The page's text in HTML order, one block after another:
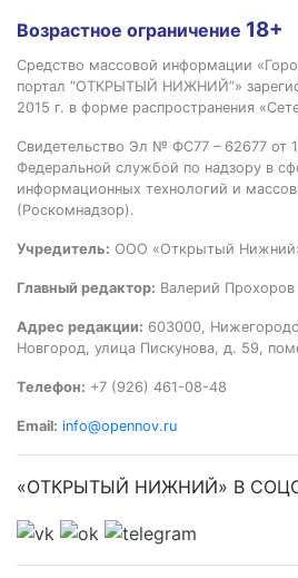
Возрастное ограничение 18+
Средство массовой информации
портал “ОТКРЫТЫЙ НИЖНИЙ”»
2015 г. в форме распространения
Свидетельство Эл № ФС77 – 62677 от
Федеральной службой по надзору в
информационных технологий и
(Роскомнадзор).
Учредитель: ООО «Открытый
Главный редактор: Валерий Прохоров
Адрес редакции: 603000,
Новгород, улица Пискунова, д. 59,
Телефон: +7 (926) 461-08-48
Email: info@opennov.ru
«ОТКРЫТЫЙ НИЖНИЙ» В